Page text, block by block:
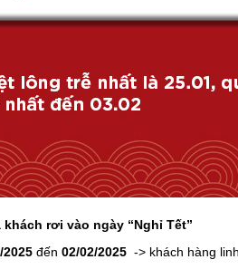
rơi vào ngày “Nghỉ Tết”
2025 đến02/02/2025 -> khách hàng